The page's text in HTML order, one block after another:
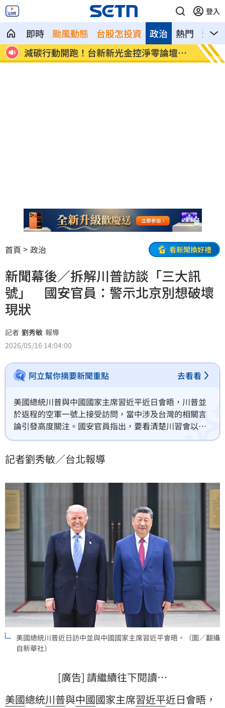
登入
即時 颱風動態 台股怎投資 熱門 影音
政治
蛋
減碳行動開跑！台新新光金控淨零論壇登
場
合體
首頁 政治 看新聞換好禮
新聞幕後／拆解川普訪談「三大訊
號」 國安官員：警示北京別想破壞
現狀
記者 劉秀敏 報導
2026/05/16 14:04:00
阿立幫你摘要新聞重點 去看看
美國總統川普與中國國家主席習近平近日會晤，川普並
於返程的空軍一號上接受訪問，當中涉及台灣的相關言
論引發高度關注。國安官員指出，要看清楚川習會以及
後續川普接連訪談中關於台灣的政策立場，應該從會談
來整體觀察。而實際觀察，這當中所釋出的訊號大致上
賣只跟台灣談這三大訊號。
記者劉秀敏／台北報導
美國總統川普近日訪中並與中國國家主席習近平會晤。（圖／翻攝
自新華社）
[廣告] 請繼續往下閱讀…
美國總統川普與中國國家主席習近平近日會晤，